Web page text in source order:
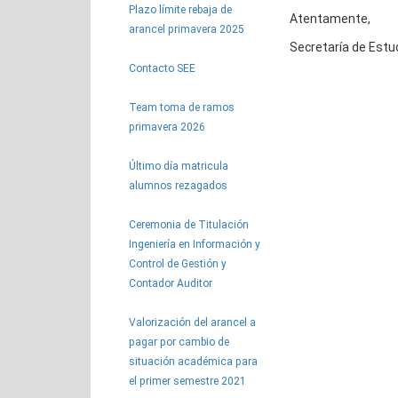
Plazo límite rebaja de
arancel primavera 2025
Contacto SEE
Team toma de ramos
primavera 2026
Último día matricula
alumnos rezagados
Ceremonia de Titulación
Ingeniería en Información y
Control de Gestión y
Contador Auditor
Valorización del arancel a
pagar por cambio de
situación académica para
el primer semestre 2021
Atentamente,
Secretaría de